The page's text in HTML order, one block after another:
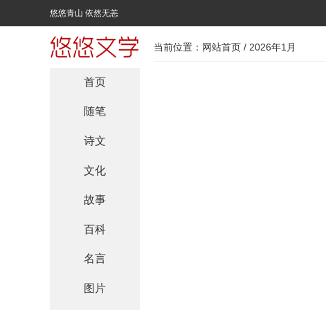
悠悠青山 依然无恙
当前位置： 网站首页 / 2026年1月
首页
随笔
诗文
文化
故事
百科
名言
图片